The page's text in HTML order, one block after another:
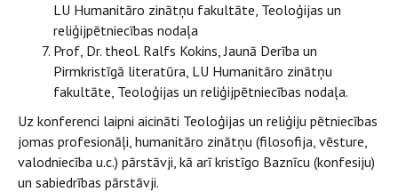
LU Humanitāro zinātņu fakultāte, Teoloģijas un
reliģijpētniecības nodaļa
Prof, Dr. theol. Ralfs Kokins, Jaunā Derība un
Pirmkristīgā literatūra, LU Humanitāro zinātņu
fakultāte, Teoloģijas un reliģijpētniecības nodaļa.
Uz konferenci laipni aicināti Teoloģijas un reliģiju pētniecības
jomas profesionāļi, humanitāro zinātņu (filosofija, vēsture,
valodniecība u.c.) pārstāvji, kā arī kristīgo Baznīcu (konfesiju)
un sabiedrības pārstāvji.